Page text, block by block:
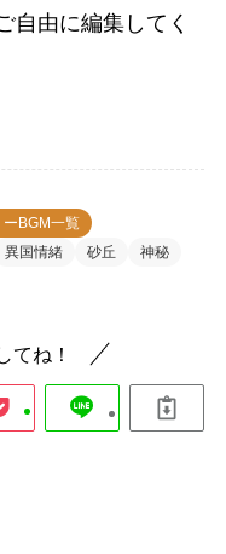
自由に編集してく
ーBGM一覧
異国情緒 砂丘
神秘
てね！